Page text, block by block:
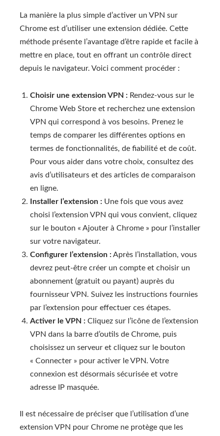
La manière la plus simple d’activer un VPN sur
Chrome est d’utiliser une extension dédiée. Cette
méthode présente l’avantage d’être rapide et facile à
mettre en place, tout en offrant un contrôle direct
depuis le navigateur. Voici comment procéder :
Choisir une extension VPN : Rendez-vous sur le
Chrome Web Store et recherchez une extension
VPN qui correspond à vos besoins. Prenez le
temps de comparer les différentes options en
termes de fonctionnalités, de fiabilité et de coût.
Pour vous aider dans votre choix, consultez des
avis d’utilisateurs et des articles de comparaison
en ligne.
Installer l’extension : Une fois que vous avez
choisi l’extension VPN qui vous convient, cliquez
sur le bouton « Ajouter à Chrome » pour l’installer
sur votre navigateur.
Configurer l’extension :Après l’installation, vous
devrez peut-être créer un compte et choisir un
abonnement (gratuit ou payant) auprès du
fournisseur VPN. Suivez les instructions fournies
par l’extension pour effectuer ces étapes.
Activer le VPN : Cliquez sur l’icône de l’extension
VPN dans la barre d’outils de Chrome, puis
choisissez un serveur et cliquez sur le bouton
« Connecter » pour activer le VPN. Votre
connexion est désormais sécurisée et votre
adresse IP masquée.
Il est nécessaire de préciser que l’utilisation d’une
extension VPN pour Chrome ne protège que les